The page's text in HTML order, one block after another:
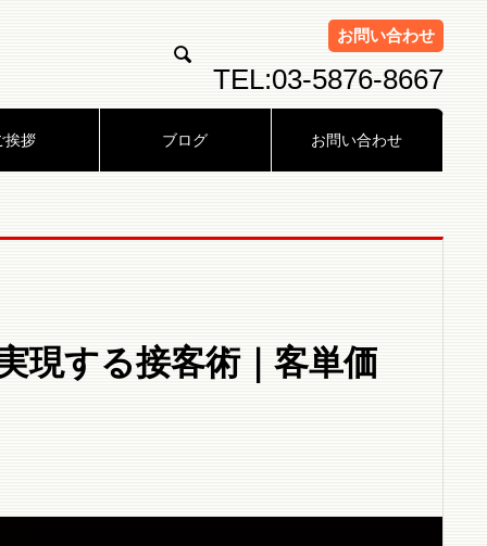

TEL:03-5876-8667
お問い合わせ
挨拶 ブログ お問い合わせ
現する接客術｜客単価